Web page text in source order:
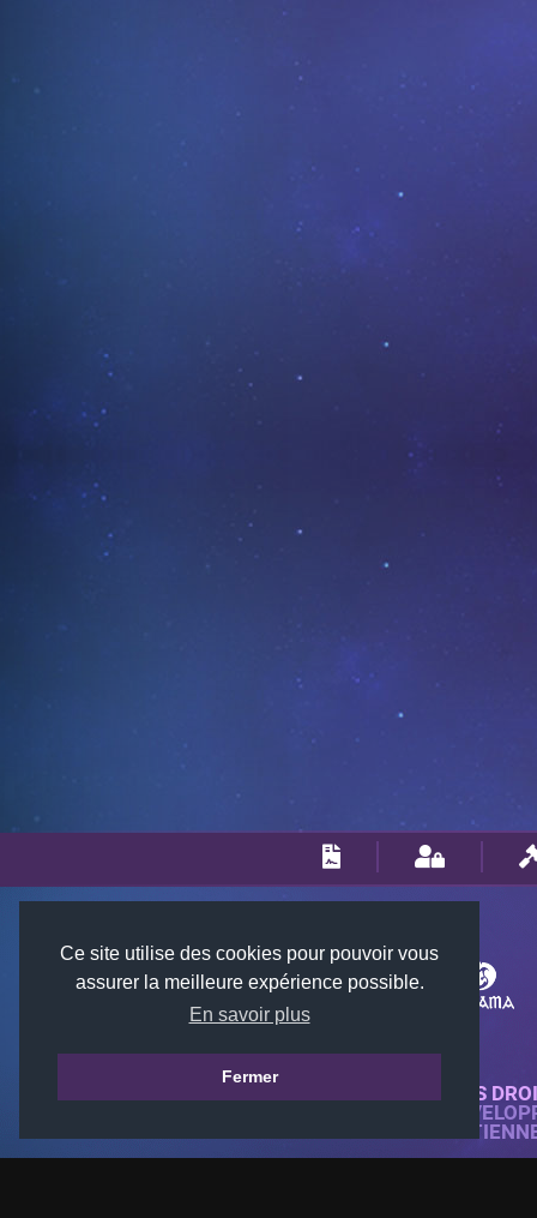
Ce site utilise des cookies pour pouvoir vous
assurer la meilleure expérience possible.
En savoir plus
Fermer
© 2018-2026 KTARENA. TOUS
SITE WEB ENTIÈREMENT
TOUTES LES IMAGES